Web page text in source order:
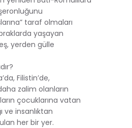
taraf olmaları
yaşayan
yerden gülle
Filistin’de,
zalim olanların
çocuklarına vatan
ve insanlıktan
her bir yer.